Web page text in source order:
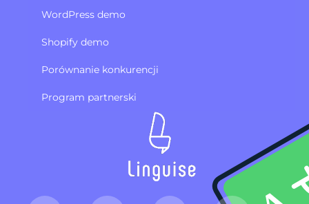
WordPress demo
Shopify demo
Porównanie konkurencji
Program partnerski